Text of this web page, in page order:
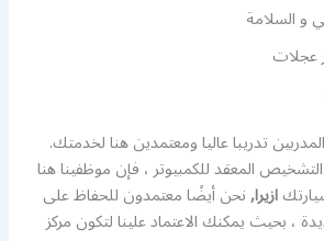
و السلامة
عجلات
تدريبا عاليا ومعتمدين هنا لخدمتك.
المعقد للكمبيوتر ، فإن موظفينا هنا
ازيرا,نحن أيضًا معتمدون للحفاظ على
، بحيث يمكنك الاعتماد علينا لتكون مركز